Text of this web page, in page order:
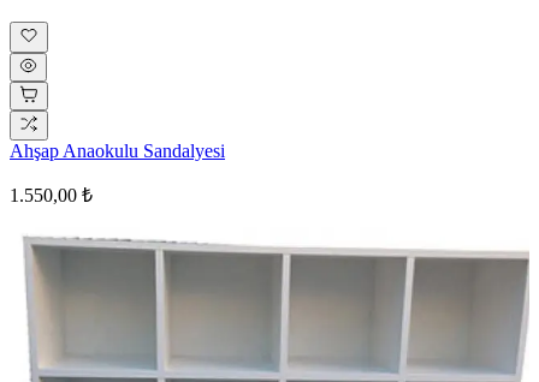
Ahşap Anaokulu Sandalyesi
1.550,00 ₺